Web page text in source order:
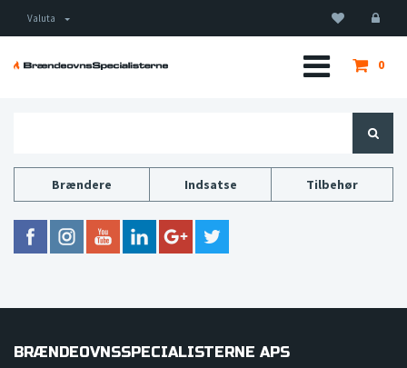
Valuta
0
Brændere Indsatse Tilbehør
BRÆNDEOVNSSPECIALISTERNE APS